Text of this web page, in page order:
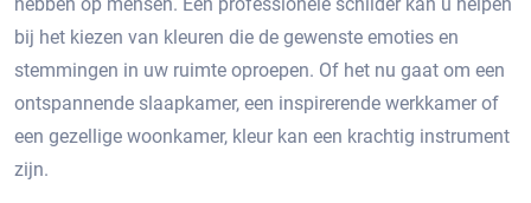
bij het kiezen van kleuren die de gewenste emoties en
stemmingen in uw ruimte oproepen.​ Of het nu gaat om een
ontspannende slaapkamer, een inspirerende werkkamer of
een gezellige woonkamer, kleur kan een krachtig instrument
zijn.​